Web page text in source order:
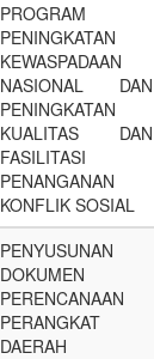
PROGRAM
PENINGKATAN
KEWASPADAAN
NASIONAL DAN
PENINGKATAN
KUALITAS DAN
FASILITASI
PENANGANAN
KONFLIK SOSIAL
PENYUSUNAN
DOKUMEN
PERENCANAAN
PERANGKAT
DAERAH